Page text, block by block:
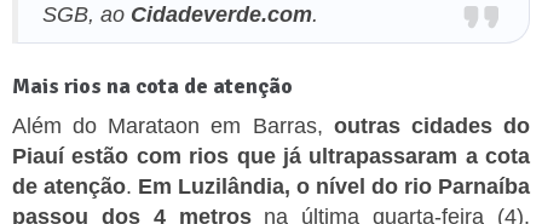
SGB, ao Cidadeverde.com.
Mais rios na cota de atenção
Além do Marataon em Barras, outras cidades do
Piauí estão com rios que já ultrapassaram a cota
de atenção. Em Luzilândia, o nível do rio Parnaíba
passou dos 4 metrosna última quarta-feira (4).